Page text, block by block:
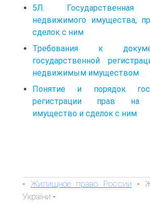
5Л. Государственная
недвижимого имущества,
сделок с ним
Требования к
государственной
недвижимым имуществом
Понятие и порядок
регистрации прав на
имущество и сделок с ним
- Жилищное право России -
України -